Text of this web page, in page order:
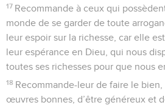
17 Recommande à ceux qui
monde de se garder de toute
leur espoir sur la richesse, car elle
leur espérance en Dieu, qui nous
toutes ses richesses pour que nous
18 Recommande-leur de faire le bien,
œuvres bonnes, d’être généreux et